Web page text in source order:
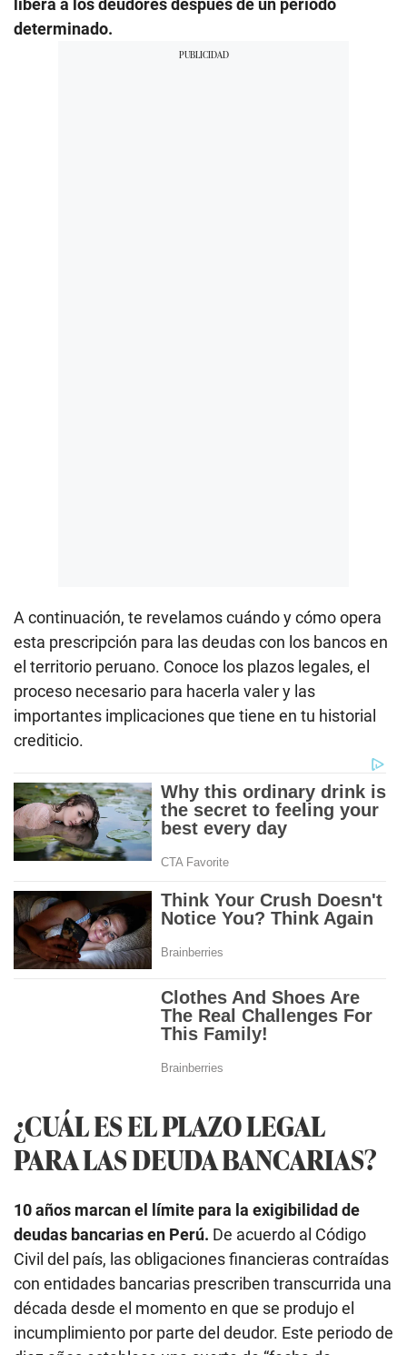
libera a los deudores después de un período
determinado.
A continuación, te revelamos cuándo y cómo opera
esta prescripción para las deudas con los bancos en
el territorio peruano. Conoce los plazos legales, el
proceso necesario para hacerla valer y las
importantes implicaciones que tiene en tu historial
crediticio.
¿CUÁL ES EL PLAZO LEGAL
PARA LAS DEUDA BANCARIAS?
10 años marcan el límite para la exigibilidad de
deudas bancarias en Perú. De acuerdo al Código
Civil del país, las obligaciones financieras contraídas
con entidades bancarias prescriben transcurrida una
década desde el momento en que se produjo el
incumplimiento por parte del deudor. Este periodo de